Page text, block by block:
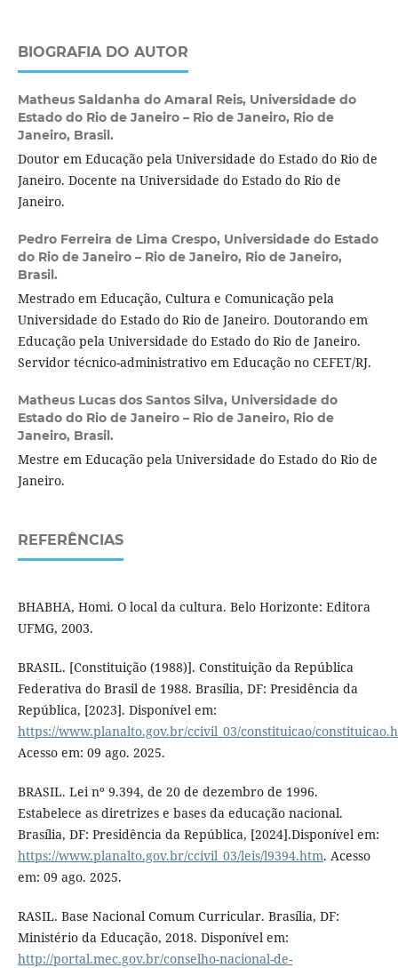
BIOGRAFIA DO AUTOR
Matheus Saldanha do Amaral Reis, Universidade do
Estado do Rio de Janeiro – Rio de Janeiro, Rio de
Janeiro, Brasil.
Doutor em Educação pela Universidade do Estado do Rio de
Janeiro. Docente na Universidade do Estado do Rio de
Janeiro.
Pedro Ferreira de Lima Crespo, Universidade do Estado
do Rio de Janeiro – Rio de Janeiro, Rio de Janeiro,
Brasil.
Mestrado em Educação, Cultura e Comunicação pela
Universidade do Estado do Rio de Janeiro. Doutorando em
Educação pela Universidade do Estado do Rio de Janeiro.
Servidor técnico-administrativo em Educação no CEFET/RJ.
Matheus Lucas dos Santos Silva, Universidade do
Estado do Rio de Janeiro – Rio de Janeiro, Rio de
Janeiro, Brasil.
Mestre em Educação pela Universidade do Estado do Rio de
Janeiro.
REFERÊNCIAS
BHABHA, Homi. O local da cultura. Belo Horizonte: Editora
UFMG, 2003.
BRASIL. [Constituição (1988)]. Constituição da República
Federativa do Brasil de 1988. Brasília, DF: Presidência da
República, [2023]. Disponível em:
https://www.planalto.gov.br/ccivil_03/constituicao/
Acesso em: 09 ago. 2025.
BRASIL. Lei nº 9.394, de 20 de dezembro de 1996.
Estabelece as diretrizes e bases da educação nacional.
Brasília, DF: Presidência da República, [2024].Disponível em:
https://www.planalto.gov.br/ccivil_03/leis/l9394.htm. Acesso
em: 09 ago. 2025.
RASIL. Base Nacional Comum Curricular. Brasília, DF:
Ministério da Educação, 2018. Disponível em:
http://portal.mec.gov.br/conselho-nacional-de-